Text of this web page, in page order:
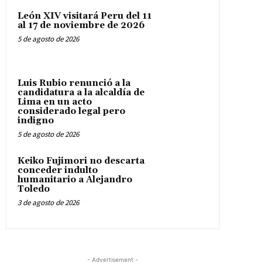
León XIV visitará Peru del 11
al 17 de noviembre de 2026
5 de agosto de 2026
Luis Rubio renunció a la
candidatura a la alcaldía de
Lima en un acto
considerado legal pero
indigno
5 de agosto de 2026
Keiko Fujimori no descarta
conceder indulto
humanitario a Alejandro
Toledo
3 de agosto de 2026
- Advertisement -